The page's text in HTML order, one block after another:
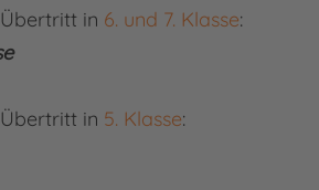
in 6. und 7. Klasse:
in 5. Klasse: